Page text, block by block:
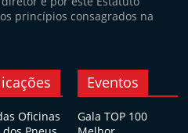
princípios consagrados na
Oficinas
Eventos
Gala TOP 100